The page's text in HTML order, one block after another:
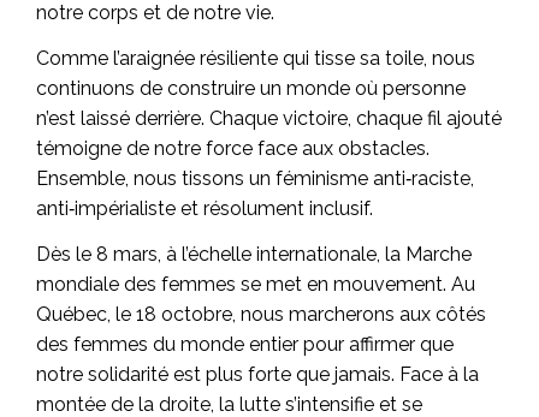
notre corps et de notre vie.
Comme l’araignée résiliente qui tisse sa toile, nous
continuons de construire un monde où personne
n’est laissé derrière. Chaque victoire, chaque fil ajouté
témoigne de notre force face aux obstacles.
Ensemble, nous tissons un féminisme anti‑raciste,
anti‑impérialiste et résolument inclusif.
Dès le 8 mars, à l’échelle internationale, la Marche
mondiale des femmes se met en mouvement. Au
Québec, le 18 octobre, nous marcherons aux côtés
des femmes du monde entier pour affirmer que
notre solidarité est plus forte que jamais. Face à la
montée de la droite, la lutte s’intensifie et se